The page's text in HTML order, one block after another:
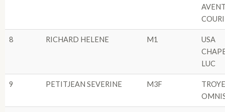
8 RICHARD HELENE M1
USA
LUC
9 PETITJEAN SEVERINE M3F